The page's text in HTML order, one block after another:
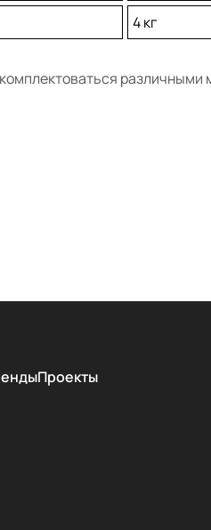
4 кг
Проекты